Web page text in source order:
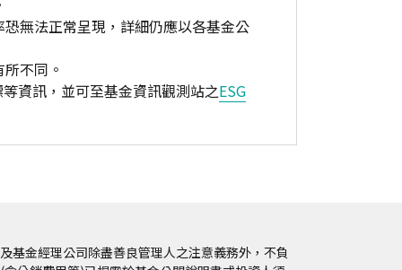
無法正常呈現，詳細仍應以各基金公
不同。
資訊，並可至基金資訊觀測站之ESG
基金經理公司除盡善良管理人之注意義務外，不負